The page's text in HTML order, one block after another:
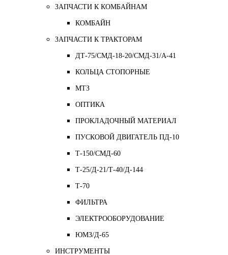
ЗАПЧАСТИ К КОМБАЙНАМ
КОМБАЙН
ЗАПЧАСТИ К ТРАКТОРАМ
ДТ-75/СМД-18-20/СМД-31/A-41
КОЛЬЦА СТОПОРНЫЕ
МТЗ
ОПТИКА
ПРОКЛАДОЧНЫЙ МАТЕРИАЛ
ПУСКОВОЙ ДВИГАТЕЛЬ ПД-10
Т-150/СМД-60
Т-25/Д-21/Т-40/Д-144
Т-70
ФИЛЬТРА
ЭЛЕКТРООБОРУДОВАНИЕ
ЮМЗ/Д-65
ИНСТРУМЕНТЫ